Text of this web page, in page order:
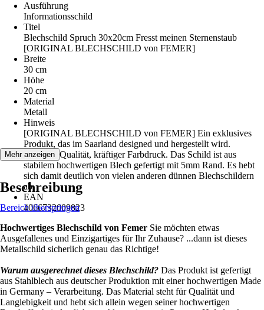
Ausführung
Informationsschild
Titel
Blechschild Spruch 30x20cm Fresst meinen Sternenstaub
[ORIGINAL BLECHSCHILD von FEMER]
Breite
30 cm
Höhe
20 cm
Material
Metall
Hinweis
[ORIGINAL BLECHSCHILD von FEMER] Ein exklusives
Produkt, das im Saarland designed und hergestellt wird.
Premium Qualität, kräftiger Farbdruck. Das Schild ist aus
stabilem hochwertigen Blech gefertigt mit 5mm Rand. Es hebt
sich damit deutlich von vielen anderen dünnen Blechschildern
ab.
EAN
4066732009823
Mehr anzeigen
Beschreibung
Bereich überspringen
Hochwertiges Blechschild von Femer Sie möchten etwas
Ausgefallenes und Einzigartiges für Ihr Zuhause? ...dann ist dieses
Metallschild sicherlich genau das Richtige!
Warum ausgerechnet dieses Blechschild? Das Produkt ist gefertigt
aus Stahlblech aus deutscher Produktion mit einer hochwertigen Made
in Germany – Verarbeitung. Das Material steht für Qualität und
Langlebigkeit und hebt sich allein wegen seiner hochwertigen